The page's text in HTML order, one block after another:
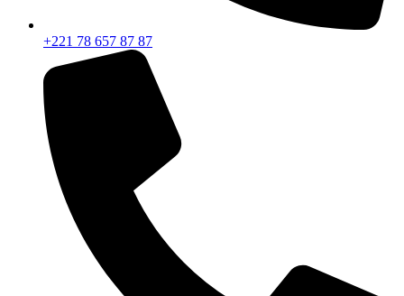
+221 78 657 87 87